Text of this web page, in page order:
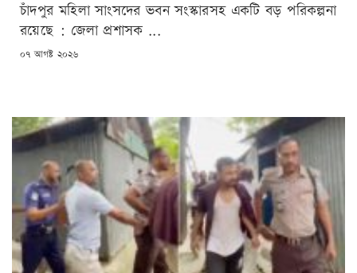
চাঁদপুর মহিলা সাংসদের ভবন সংস্কারসহ একটি বড় পরিকল্পনা
রয়েছে : জেলা প্রশাসক ...
POSTED
০৭ আগষ্ট ২০২৬